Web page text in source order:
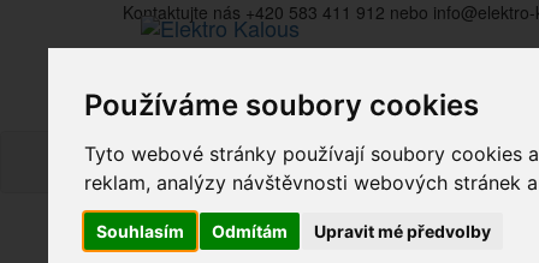
Používáme soubory cookies
Tyto webové stránky používají soubory cookies
reklam, analýzy návštěvnosti webových stránek
Souhlasím Odmítám Upravit mé předvolby
Kontaktujte nás +420 583 411 912 nebo